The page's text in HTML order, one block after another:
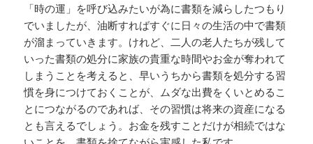
「時の運」を呼び込みたいが為に書類を減らしたつもり
でいましたが、油断すればすぐに日々の生活の中で書類
が溜まっていきます。けれど、二人の老人たちが残して
いった書類の処分に家族の貴重な時間やお金が奪われて
しまうことを考えると、早いうちから書類を処分する習
慣を身につけておくことが、ムダな出費をくいとめるこ
とにつながるのであれば、その習慣は将来の資産になる
とも言えるでしょう。お金を残すことだけが相続ではな